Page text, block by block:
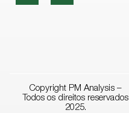
Copyright PM Analysis –
Todos os direitos reservados
2025.